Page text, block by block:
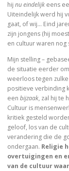
De
De
hij nu eindelijk eens
Uiteindelijk werd hij
gaat, of wij… Eind
zijn jongens (hij
en cultuur waren
Mijn stelling –
de situatie eerder
weerloos tegen zulke
positieve verbinding
een bijzaak, zal hij te
Cultuur is
kritiek gesteld
geloof, los van de
verandering die de
ondergaan. Religie
overtuigingen en
van de cultuur